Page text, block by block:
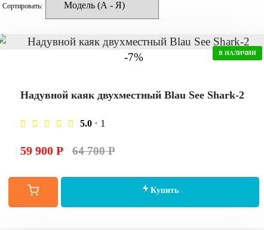
Сортировать:
-7% В НАЛИЧИИ
Надувной каяк двухместный Blau See Shark-2
5.0 · 1
59 900 Р 64 700 Р
Купить